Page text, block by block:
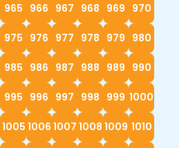
965 966 967 968 969 970
975 976 977 978 979 980
985 986 987 988 989 990
995 996 997 998 999 1000
1005 1006 1007 1008 1009 1010